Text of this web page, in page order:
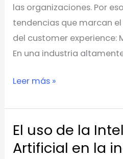
las organizaciones. Por
tendencias que marcan
del customer experience:
En una industria
Leer más »
El uso de la
Artificial en la
El
uso